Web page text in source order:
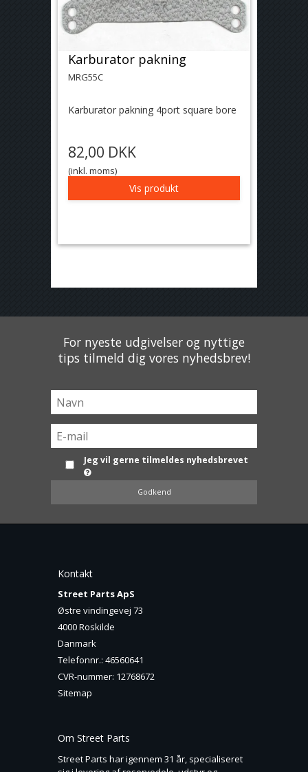
Karburator pakning
MRG55C
Karburator pakning 4port square bore
82,00 DKK
(inkl. moms)
Vis produkt
For nyeste udgivelser og nyttige
tips tilmeld dig vores nyhedsbrev!
Jeg vil gerne tilmeldes nyhedsbrevet
Godkend
Kontakt
Street Parts ApS
Østre vindingevej 73
4000 Roskilde
Danmark
Telefonnr.: 46560641
CVR-nummer: 12768672
Sitemap
Om Street Parts
Street Parts har igennem 31 år, specialiseret